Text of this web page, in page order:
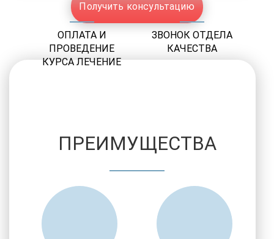
Получить консультацию
ОПЛАТА И
ПРОВЕДЕНИЕ
КУРСА ЛЕЧЕНИЕ
ЗВОНОК ОТДЕЛА
КАЧЕСТВА
ПРЕИМУЩЕСТВА